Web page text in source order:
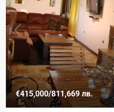
€415,000/811,669 лв.